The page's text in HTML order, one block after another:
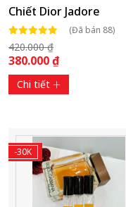
Chiết Dior Jadore
(Đã bán 88)
420.000 ₫
380.000 ₫
Chi tiết
-30K